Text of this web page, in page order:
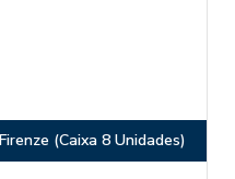
(Caixa 8 Unidades)